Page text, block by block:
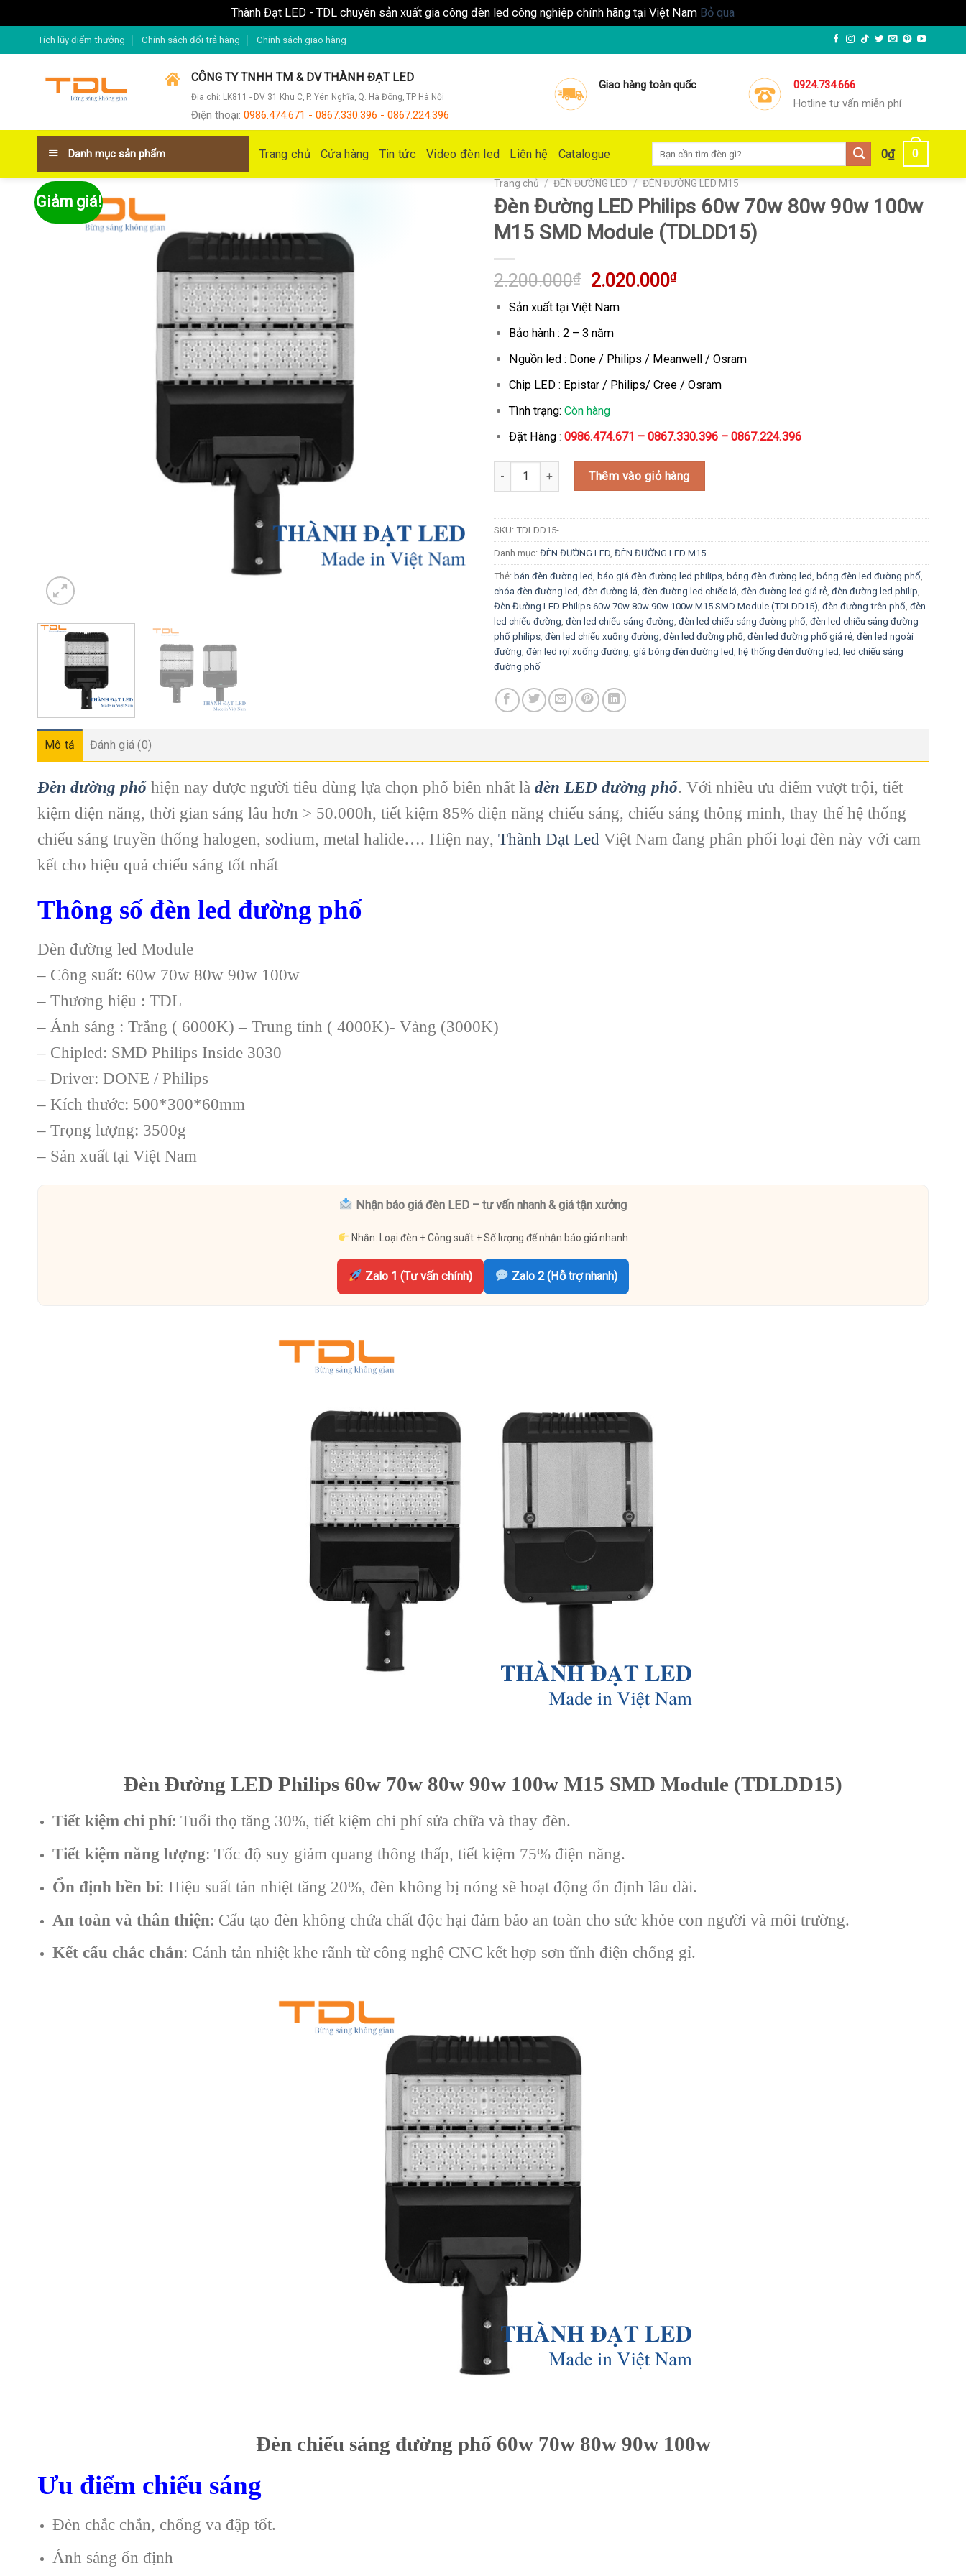
Thành Đạt LED - TDL chuyên sản xuất gia công đèn led công nghiệp chính hãng tại Việt Nam Bỏ qua
to
Tích lũy điểm thưởng Chính sách đổi trả hàng Chính sách giao hàng
CÔNG TY TNHH TM & DV THÀNH ĐẠT LED
Địa chỉ: LK811 - DV 31 Khu C, P. Yên Nghĩa, Q. Hà Đông, TP Hà Nội
Điện thoại: 0986.474.671 - 0867.330.396 - 0867.224.396
Giao hàng toàn quốc
0924.734.666
Hotline tư vấn miễn phí
Danh mục sản phẩm Trang chủ Cửa hàng Tin tức Video đèn led Liên hệ Catalogue
kiếm:
0₫ 0
Giảm giá!
Trang chủ / ĐÈN ĐƯỜNG LED / ĐÈN ĐƯỜNG LED M15
Đèn Đường LED Philips 60w 70w 80w 90w 100w
M15 SMD Module (TDLDD15)
2.200.000₫
Giá
là:
2.200.000₫.
2.020.000₫Giá
Sản xuất tại Việt Nam
Bảo hành : 2 – 3 năm
Nguồn led : Done / Philips / Meanwell / Osram
Chip LED : Epistar / Philips/ Cree / Osram
Tình trạng:Còn hàng
Đặt Hàng :0986.474.671 – 0867.330.396 – 0867.224.396
Đèn Đường LED Philips 60w 70w 80w 90w 100w M15 SMD Module (TDLDD15) số lượng
Thêm vào giỏ hàng
SKU: TDLDD15-
Danh mục: ĐÈN ĐƯỜNG LED, ĐÈN ĐƯỜNG LED M15
Thẻ: bán đèn đường led, báo giá đèn đường led philips, bóng đèn đường led, bóng đèn led đường phố,
chóa đèn đường led, đèn đường lá, đèn đường led chiếc lá, đèn đường led giá rẻ, đèn đường led philip,
Đèn Đường LED Philips 60w 70w 80w 90w 100w M15 SMD Module (TDLDD15), đèn đường trên phố, đèn
led chiếu đường, đèn led chiếu sáng đường, đèn led chiếu sáng đường phố, đèn led chiếu sáng đường
phố philips, đèn led chiếu xuống đường, đèn led đường phố, đèn led đường phố giá rẻ, đèn led ngoài
đường, đèn led rọi xuống đường, giá bóng đèn đường led, hệ thống đèn đường led, led chiếu sáng
đường phố
Mô tả Đánh giá (0)
Đèn đường phốhiện nay được người tiêu dùng lựa chọn phổ biến nhất là đèn LED đường phố. Với nhiều ưu điểm vượt trội, tiết
kiệm điện năng, thời gian sáng lâu hơn > 50.000h, tiết kiệm 85% điện năng chiếu sáng, chiếu sáng thông minh, thay thế hệ thống
chiếu sáng truyền thống halogen, sodium, metal halide…. Hiện nay, Thành Đạt Led Việt Nam đang phân phối loại đèn này với cam
kết cho hiệu quả chiếu sáng tốt nhất
Thông số đèn led đường phố
Đèn đường led Module
– Công suất: 60w 70w 80w 90w 100w
– Thương hiệu : TDL
– Ánh sáng : Trắng ( 6000K) – Trung tính ( 4000K)- Vàng (3000K)
– Chipled: SMD Philips Inside 3030
– Driver: DONE / Philips
– Kích thước: 500*300*60mm
– Trọng lượng: 3500g
– Sản xuất tại Việt Nam
Nhận báo giá đèn LED – tư vấn nhanh & giá tận xưởng
Nhắn: Loại đèn + Công suất + Số lượng để nhận báo giá nhanh
Zalo 1 (Tư vấn chính) Zalo 2 (Hỗ trợ nhanh)
Đèn Đường LED Philips 60w 70w 80w 90w 100w M15 SMD Module (TDLDD15)
Tiết kiệm chi phí: Tuổi thọ tăng 30%, tiết kiệm chi phí sửa chữa và thay đèn.
Tiết kiệm năng lượng: Tốc độ suy giảm quang thông thấp, tiết kiệm 75% điện năng.
Ổn định bền bỉ: Hiệu suất tản nhiệt tăng 20%, đèn không bị nóng sẽ hoạt động ổn định lâu dài.
An toàn và thân thiện: Cấu tạo đèn không chứa chất độc hại đảm bảo an toàn cho sức khỏe con người và môi trường.
Kết cấu chắc chắn: Cánh tản nhiệt khe rãnh từ công nghệ CNC kết hợp sơn tĩnh điện chống gỉ.
Đèn chiếu sáng đường phố 60w 70w 80w 90w 100w
Ưu điểm chiếu sáng
Đèn chắc chắn, chống va đập tốt.
Ánh sáng ổn định